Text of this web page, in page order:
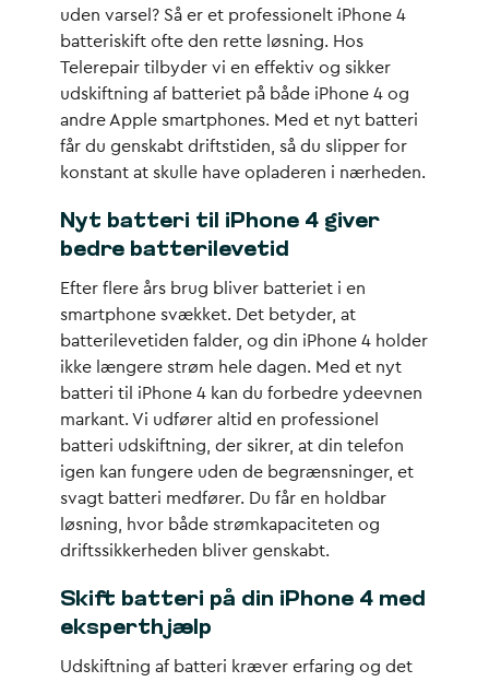
uden varsel? Så er et professionelt iPhone 4
batteriskift ofte den rette løsning. Hos
Telerepair tilbyder vi en effektiv og sikker
udskiftning af batteriet på både iPhone 4 og
andre Apple smartphones. Med et nyt batteri
får du genskabt driftstiden, så du slipper for
konstant at skulle have opladeren i nærheden.
Nyt batteri til iPhone 4 giver
bedre batterilevetid
Efter flere års brug bliver batteriet i en
smartphone svækket. Det betyder, at
batterilevetiden falder, og din iPhone 4 holder
ikke længere strøm hele dagen. Med et nyt
batteri til iPhone 4 kan du forbedre ydeevnen
markant. Vi udfører altid en professionel
batteri udskiftning, der sikrer, at din telefon
igen kan fungere uden de begrænsninger, et
svagt batteri medfører. Du får en holdbar
løsning, hvor både strømkapaciteten og
driftssikkerheden bliver genskabt.
Skift batteri på din iPhone 4 med
eksperthjælp
Udskiftning af batteri kræver erfaring og det